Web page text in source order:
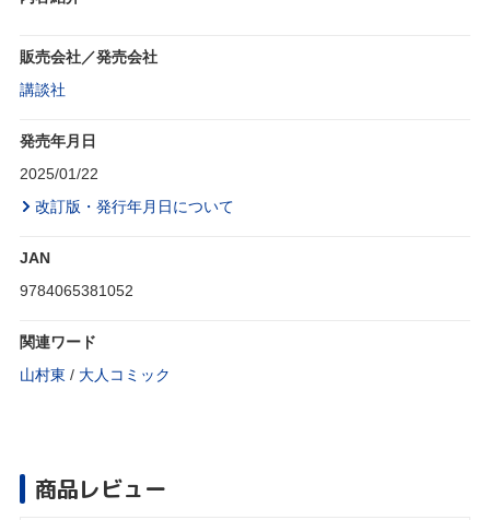
販売会社／発売会社
講談社
発売年月日
2025/01/22
改訂版・発行年月日について
JAN
9784065381052
関連ワード
山村東 / 大人コミック
商品レビュー